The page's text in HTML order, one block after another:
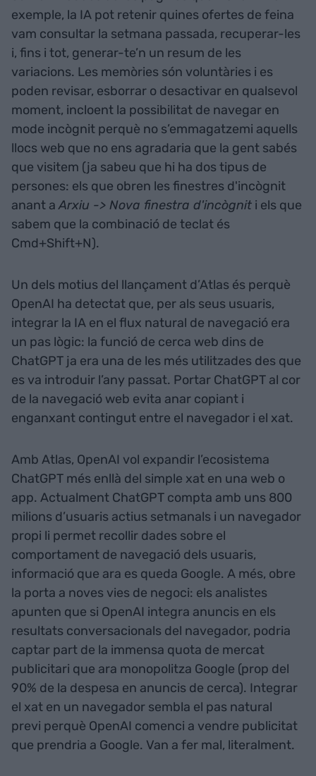
exemple, la IA pot retenir quines ofertes de feina
vam consultar la setmana passada, recuperar-les
i, fins i tot, generar-te’n un resum de les
variacions. Les memòries són voluntàries i es
poden revisar, esborrar o desactivar en qualsevol
moment, incloent la possibilitat de navegar en
mode incògnit perquè no s’emmagatzemi aquells
llocs web que no ens agradaria que la gent sabés
que visitem (ja sabeu que hi ha dos tipus de
persones: els que obren les finestres d'incògnit
anant aArxiu -> Nova finestra d'incògnit i els que
sabem que la combinació de teclat és
Cmd+Shift+N).
Un dels motius del llançament d’Atlas és perquè
OpenAI ha detectat que, per als seus usuaris,
integrar la IA en el flux natural de navegació era
un pas lògic: la funció de cerca web dins de
ChatGPT ja era una de les més utilitzades des que
es va introduir l’any passat. Portar ChatGPT al cor
de la navegació web evita anar copiant i
enganxant contingut entre el navegador i el xat.
Amb Atlas, OpenAI vol expandir l’ecosistema
ChatGPT més enllà del simple xat en una web o
app. Actualment ChatGPT compta amb uns 800
milions d’usuaris actius setmanals i un navegador
propi li permet recollir dades sobre el
comportament de navegació dels usuaris,
informació que ara es queda Google. A més, obre
la porta a noves vies de negoci: els analistes
apunten que si OpenAI integra anuncis en els
resultats conversacionals del navegador, podria
captar part de la immensa quota de mercat
publicitari que ara monopolitza Google (prop del
90% de la despesa en anuncis de cerca). Integrar
el xat en un navegador sembla el pas natural
previ perquè OpenAI comenci a vendre publicitat
que prendria a Google. Van a fer mal, literalment.